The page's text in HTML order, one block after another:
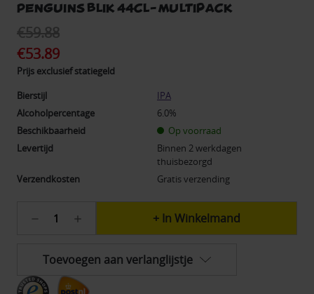
Penguins blik 44cl- Multipack
€59.88
€53.89
Prijs exclusief statiegeld
Bierstijl
IPA
Alcoholpercentage
6.0%
Beschikbaarheid
Op voorraad
Levertijd
Binnen 2 werkdagen
thuisbezorgd
Verzendkosten
Gratis verzending
voorraad:
Hoeveelheid
12x
Uiltje
Should
I
Hoeveelheid
Uiltje
I
Toevoegen aan verlanglijstje